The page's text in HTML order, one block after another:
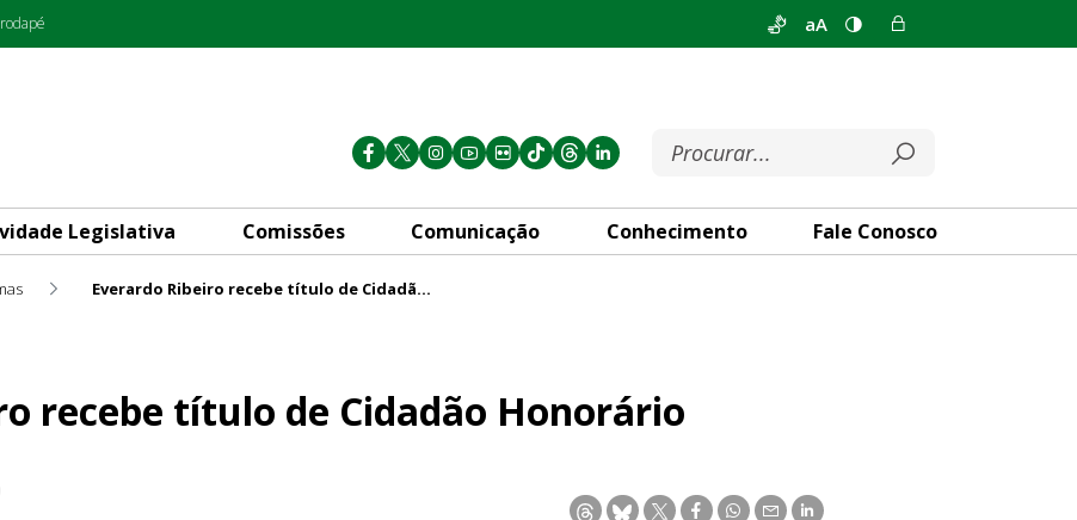
aA
Legislativa Comissões Comunicação Conhecimento Fale Conosco
Everardo Ribeiro recebe título de Cidadão Honorário
recebe título de Cidadão Honorário